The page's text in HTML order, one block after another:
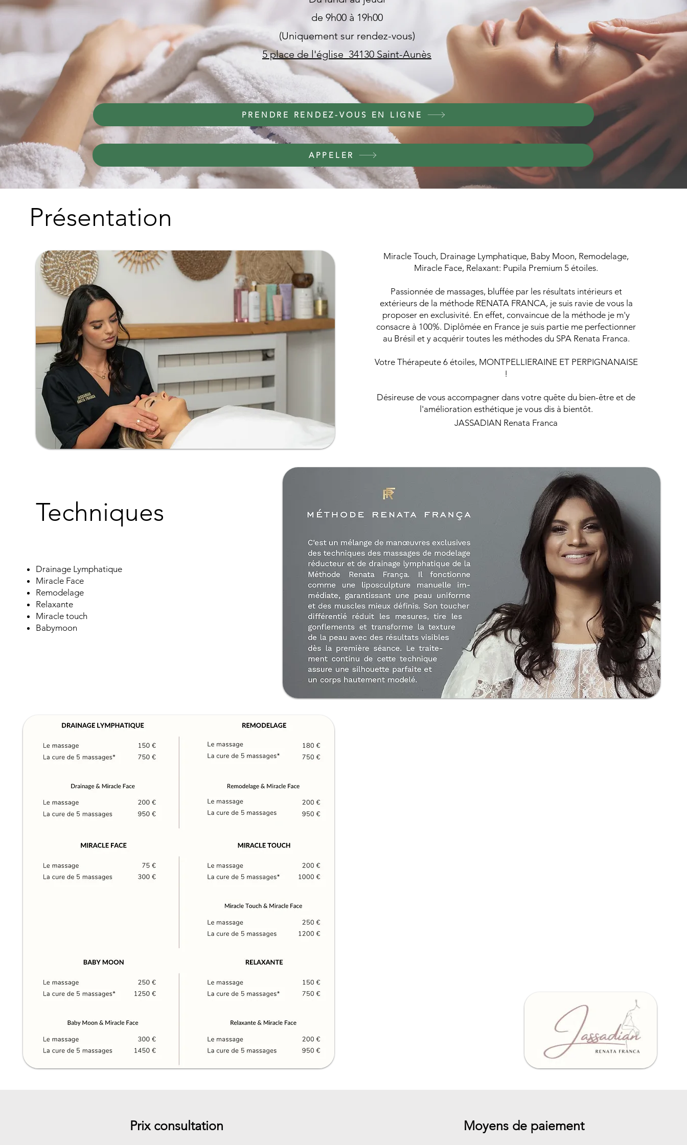
de 9h00 à 19h00
(Uniquement sur rendez-vous)
5 place de l'église 34130 Saint-Aunès
PRENDRE RENDEZ-VOUS EN LIGNE
APPELER
Présentation
Miracle Touch, Drainage Lymphatique, Baby Moon, Remodelage,
Miracle Face, Relaxant: Pupila Premium 5 étoiles.
Passionnée de massages, bluffée par les résultats intérieurs et
extérieurs de la méthode RENATA FRANCA, je suis ravie de vous la
proposer en exclusivité. En effet, convaincue de la méthode je m'y
consacre à 100%. Diplômée en France je suis partie me perfectionner
au Brésil et y acquérir toutes les méthodes du SPA Renata Franca.
Votre Thérapeute 6 étoiles, MONTPELLIERAINE ET PERPIGNANAISE
!
Désireuse de vous accompagner dans votre quête du bien-être et de
l'amélioration esthétique je vous dis à bientôt.
JASSADIAN Renata Franca
Drainage Lymphatique
Miracle Face
Remodelage
Relaxante
Miracle touch
Babymoon
Techniques
Prix consultation Moyens de paiement